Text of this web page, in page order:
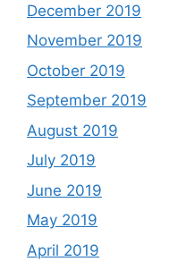
December 2019
November 2019
October 2019
September 2019
August 2019
July 2019
June 2019
May 2019
April 2019